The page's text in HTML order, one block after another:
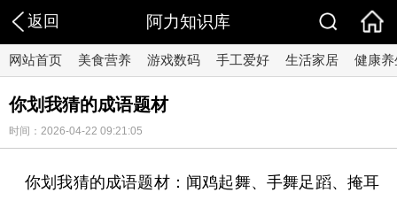
返回 阿力知识库
网站首页 美食营养 游戏数码 手工爱好 生活家居 健康养
你划我猜的成语题材
时间：2026-04-22 09:21:05
你划我猜的成语题材：闻鸡起舞、手舞足蹈、掩耳